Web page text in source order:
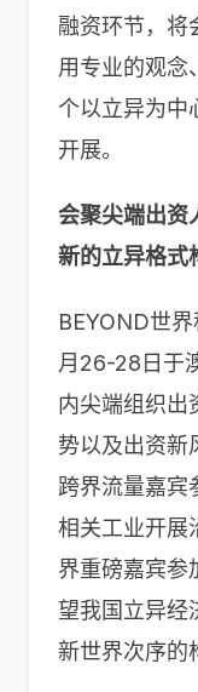
融资环节，将
用专业的观念
个以立异为中
开展。
会聚尖端出资
新的立异格式
BEYOND世
月26-28日于
内尖端组织出
势以及出资新
跨界流量嘉宾
相关工业开展
界重磅嘉宾参
望我国立异经
新世界次序的